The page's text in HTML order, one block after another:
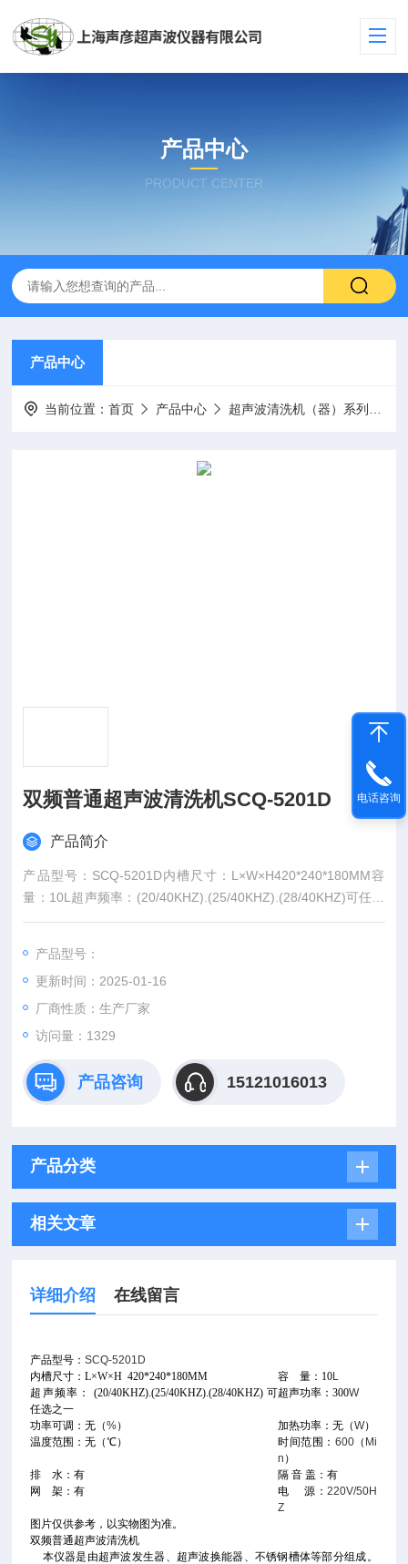
产品中心
PRODUCT CENTER
产品中心
当前位置：首页 产品中心 超声波清洗机（器）系列
双频普通超声波清洗机SCQ-5201D
产品简介
产品型号：SCQ-5201D内槽尺寸：L×W×H420*240*180MM容
量：10L超声频率：(20/40KHZ).(25/40KHZ).(28/40KHZ)可任选
之一超声功率：300W功率可调：无（%）加热功率：无（W）
网架：有电源：220V/50HZ图片仅供参考，以实物图为准
产品型号：
更新时间：2025-01-16
厂商性质：生产厂家
访问量：1329
产品咨询 15121016013
产品分类
相关文章
详细介绍 在线留言
产品型号：SCQ-5201D
内槽尺寸：L×W×H 420*240*180MM 容 量：10L
超声频率： (20/40KHZ).(25/40KHZ).(28/40KHZ)可
任选之一
超声功率：300W
功率可调：无 （%） 加热功率：无 （W）
温度范围：无 （℃） 时间范围： 600（ Mi
n ）
排
水：有 隔 音 盖：有
网
架：有 电 源：220V/50H
Z
图片仅供参考，以实物图为准。
双频普通超声波清洗机
本仪器是由超声波发生器、超声波换能器、不锈钢槽体等部分组成。
电话咨询